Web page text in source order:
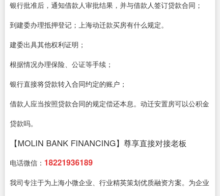
银行批准后，通知借款人审批结果，并与借款人签订贷款合同；
到建委办理抵押登记；上海动迁款买房有什么规定。
建委出具其他权利证明；
根据情况办理保险、公证等手续；
银行直接将贷款转入合同约定的账户；
借款人应当按照贷款合同的规定偿还本息。动迁安置房可以公积金
贷款吗。
【MOLIN BANK FINANCING】尊享直接对接老板
电话微信： 18221936189
我司专注于为上海小微企业、行业精英策划优质融资方案。为企业